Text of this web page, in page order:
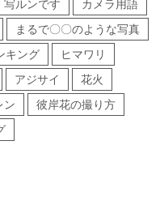
写ルンです
カメラ用語
まるで〇〇のような写真
キング
ヒマワリ
アジサイ
花火
ン
彼岸花の撮り方